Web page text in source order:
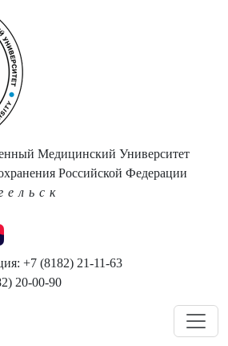
Медицинский Университет
Российской Федерации
+7 (8182) 21-11-63
20-00-90